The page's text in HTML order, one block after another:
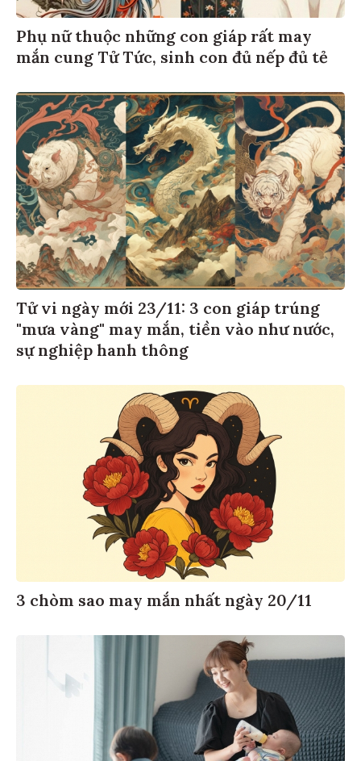
Phụ nữ thuộc những con giáp rất may
mắn cung Tử Tức, sinh con đủ nếp đủ tẻ
Tử vi ngày mới 23/11: 3 con giáp trúng
"mưa vàng" may mắn, tiền vào như nước,
sự nghiệp hanh thông
3 chòm sao may mắn nhất ngày 20/11